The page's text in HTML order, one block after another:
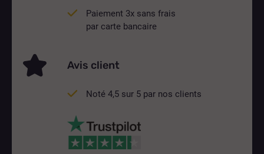
Paiement 3x sans frais
par carte bancaire
Avis client
Noté 4,5 sur 5 par nos clients